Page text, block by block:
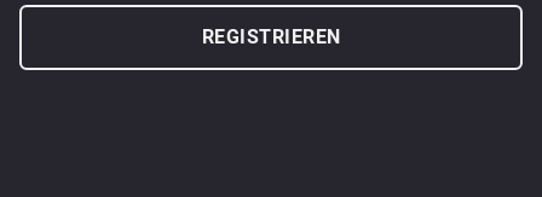
REGISTRIEREN